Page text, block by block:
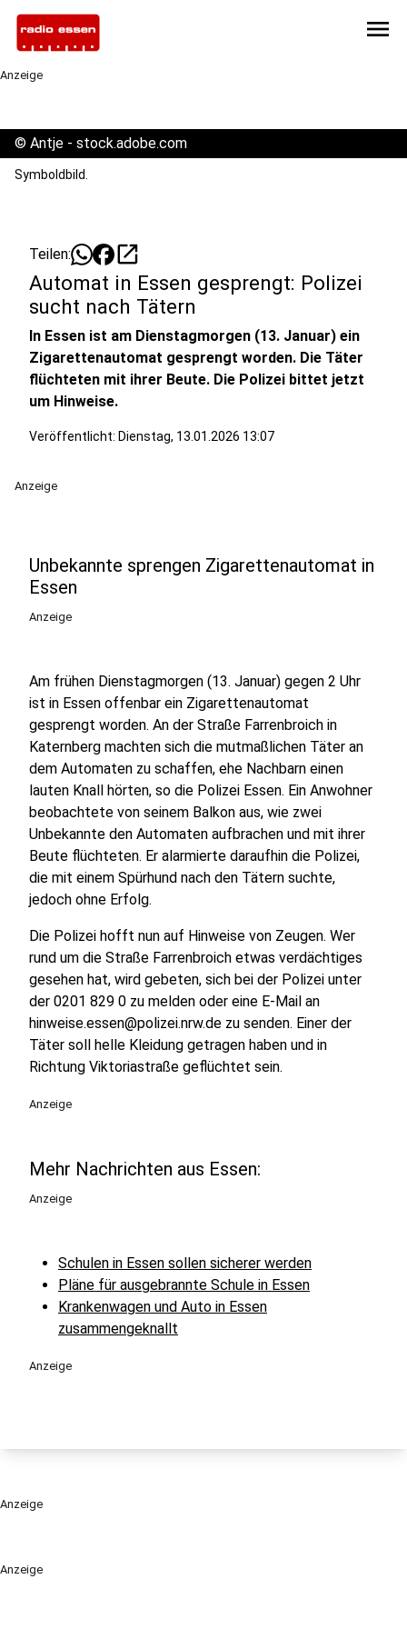
menu
Anzeige
Anzeige
© Antje - stock.adobe.com
Symboldbild.
Teilen: open_in_new
Automat in Essen gesprengt: Polizei
sucht nach Tätern
In Essen ist am Dienstagmorgen (13. Januar) ein
Zigarettenautomat gesprengt worden. Die Täter
flüchteten mit ihrer Beute. Die Polizei bittet jetzt
um Hinweise.
Veröffentlicht: Dienstag, 13.01.2026 13:07
Anzeige
Unbekannte sprengen Zigarettenautomat in
Essen
Anzeige
Am frühen Dienstagmorgen (13. Januar) gegen 2 Uhr
ist in Essen offenbar ein Zigarettenautomat
gesprengt worden. An der Straße Farrenbroich in
Katernberg machten sich die mutmaßlichen Täter an
dem Automaten zu schaffen, ehe Nachbarn einen
lauten Knall hörten, so die Polizei Essen. Ein Anwohner
beobachtete von seinem Balkon aus, wie zwei
Unbekannte den Automaten aufbrachen und mit ihrer
Beute flüchteten. Er alarmierte daraufhin die Polizei,
die mit einem Spürhund nach den Tätern suchte,
jedoch ohne Erfolg.
Die Polizei hofft nun auf Hinweise von Zeugen. Wer
rund um die Straße Farrenbroich etwas verdächtiges
gesehen hat, wird gebeten, sich bei der Polizei unter
der 0201 829 0 zu melden oder eine E-Mail an
hinweise.essen@polizei.nrw.de zu senden. Einer der
Täter soll helle Kleidung getragen haben und in
Richtung Viktoriastraße geflüchtet sein.
Anzeige
Mehr Nachrichten aus Essen:
Anzeige
Schulen in Essen sollen sicherer werden
Pläne für ausgebrannte Schule in Essen
Krankenwagen und Auto in Essen
zusammengeknallt
Anzeige
Anzeige